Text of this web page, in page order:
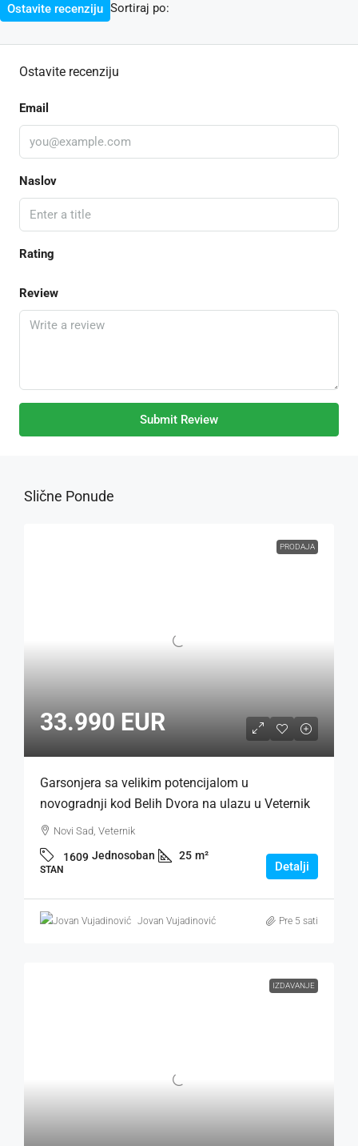
Sortiraj po:
Ostavite recenziju
Ostavite recenziju
Email
Naslov
Rating
Review
Submit Review
Slične Ponude
PRODAJA
33.990 EUR
Garsonjera sa velikim potencijalom u
novogradnji kod Belih Dvora na ulazu u Veternik
Novi Sad, Veternik
1609 Jednosoban 25 m²
STAN Detalji
Jovan Vujadinović Pre 5 sati
IZDAVANJE